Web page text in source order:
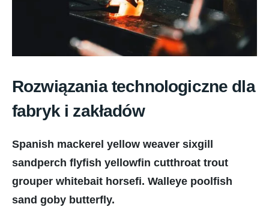
Rozwiązania technologiczne dla
fabryk i zakładów
Spanish mackerel yellow weaver sixgill
sandperch flyfish yellowfin cutthroat trout
grouper whitebait horsefi. Walleye poolfish
sand goby butterfly.